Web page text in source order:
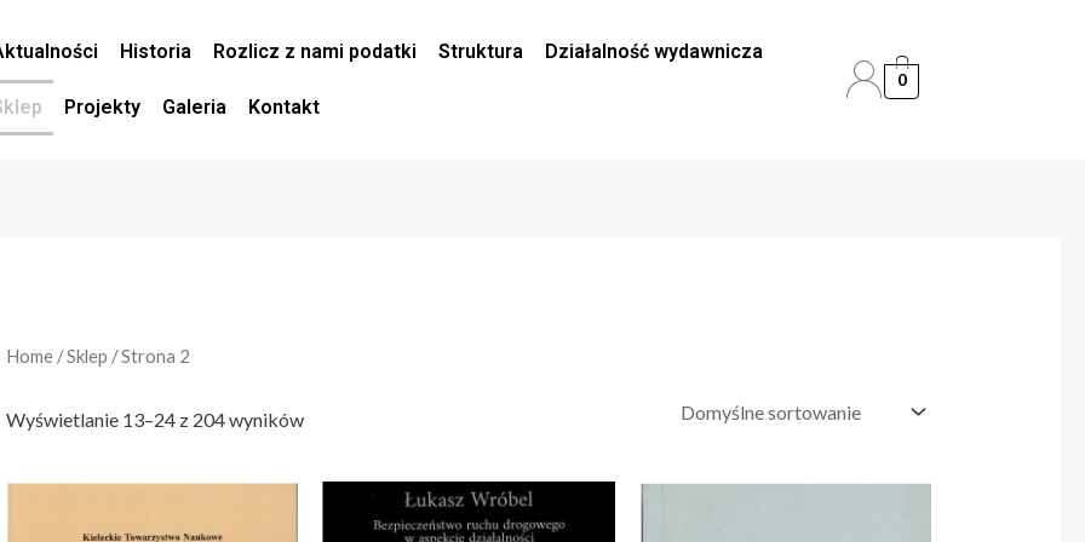
Historia Rozlicz z nami podatki Struktura Działalność wydawnicza
Projekty Galeria Kontakt
0
Home/Sklep / Strona 2
Wyświetlanie 13–24 z 204 wyników